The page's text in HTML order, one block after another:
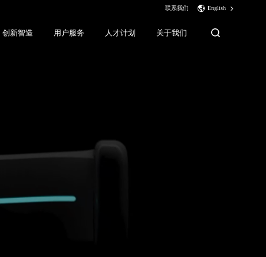
联系我们 English
创新智造 用户服务 人才计划 关于我们